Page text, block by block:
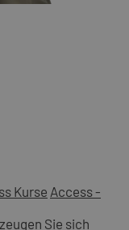
Kurse Access -
Sie sich